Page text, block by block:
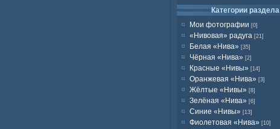
Категории раздела
Мои фотографии [0]
«Нивовая» радуга [21]
Белая «Нива» [35]
Чёрная «Нива» [2]
Красные «Нивы» [14]
Оранжевая «Нива» [3]
Жёлтые «Нивы» [8]
Зелёная «Нива» [6]
Синие «Нивы» [13]
Фиолетовая «Нива» [10]